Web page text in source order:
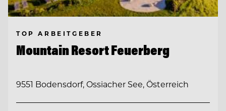
TOP ARBEITGEBER
Mountain Resort Feuerberg
9551 Bodensdorf, Ossiacher See, Österreich